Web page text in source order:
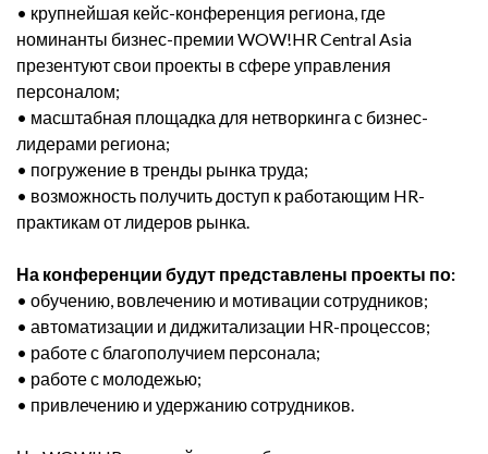
• крупнейшая кейс-конференция региона, где
номинанты бизнес-премии WOW!HR Central Asia
презентуют свои проекты в сфере управления
персоналом;
• масштабная площадка для нетворкинга с бизнес-
лидерами региона;
• погружение в тренды рынка труда;
• возможность получить доступ к работающим HR-
практикам от лидеров рынка.
На конференции будут представлены проекты по:
• обучению, вовлечению и мотивации сотрудников;
• автоматизации и диджитализации HR-процессов;
• работе с благополучием персонала;
• работе с молодежью;
• привлечению и удержанию сотрудников.